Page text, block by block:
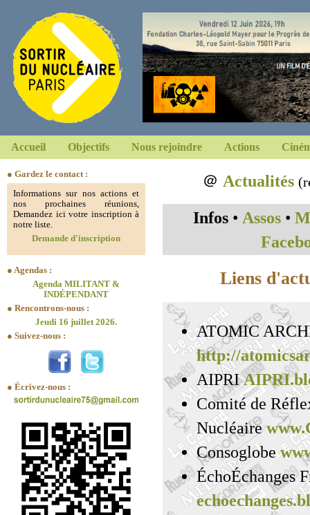
Accueil Objectifs Nous rejoindre Actions
● Gardez le contact :
Informations sur nos actions et
nos prochaines réunions,
Demandez ici votre inscription à
notre liste.
Demande d'inscription
● Agendas :
Agenda MILITANT &
INDÉPENDANT
● Rencontrons-nous :
Jeudi 16 juillet 2026.
● Suivez-nous :
● Écrivez-nous :
＠ Actualités
Infos• Assos•
Liens
ATOMIC
http://
AIPRI
Comité de
Nucléaire
Consoglobe
ÉchoÉchanges